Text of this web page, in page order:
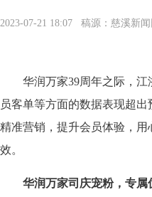
2023-07-21 18:07 稿源：慈溪新闻
华润万家39周年之际，江
员客单等方面的数据表现超
精准营销，提升会员体验，
效。
华润万家司庆宠粉，专属